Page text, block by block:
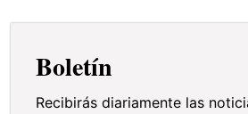
Boletín
Recibirás diariamente las